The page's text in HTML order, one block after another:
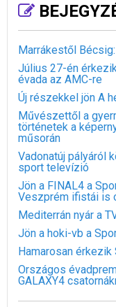
Marrákestől
Július 27-én
évada az AMC-re
Új részekkel jön A
Művészettől a
történetek a
műsorán
Vadonatúj pályáról
sport televízió
Jön a FINAL4 a
Veszprém ifistái is
Mediterrán nyár a
Jön a hoki-vb a
Hamarosan érkezik
Országos
GALAXY4